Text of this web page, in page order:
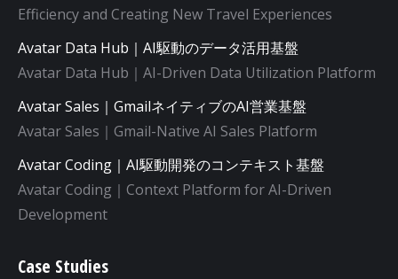
Efficiency and Creating New Travel Experiences
Avatar Data Hub｜AI駆動のデータ活用基盤
Avatar Data Hub｜AI-Driven Data Utilization Platform
Avatar Sales｜GmailネイティブのAI営業基盤
Avatar Sales｜Gmail-Native AI Sales Platform
Avatar Coding｜AI駆動開発のコンテキスト基盤
Avatar Coding｜Context Platform for AI-Driven
Development
Case Studies